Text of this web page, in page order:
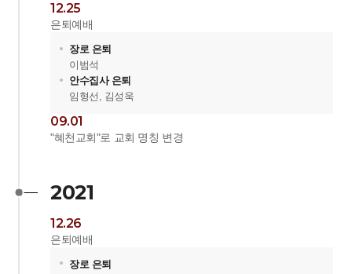
12.25
은퇴예배
장로 은퇴
이범석
안수집사 은퇴
임형선, 김성욱
09.01
"혜천교회"로 교회 명칭 변경
2021
12.26
은퇴예배
장로 은퇴